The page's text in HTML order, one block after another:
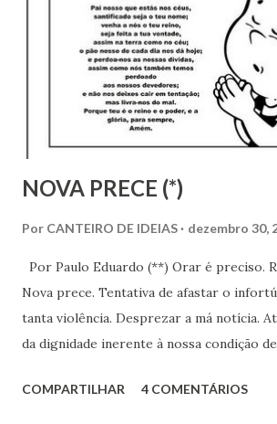
NOVA PRECE (*)
Por CANTEIRO DE IDEIAS dezembro 30,
Por Paulo Eduardo (**) Orar é preciso.
Nova prece. Tentativa de afastar o
tanta violência. Desprezar a má notícia.
da dignidade inerente à nossa condição de
de esperança. Logo estaremos
COMPARTILHAR 4 COMENTÁRIOS